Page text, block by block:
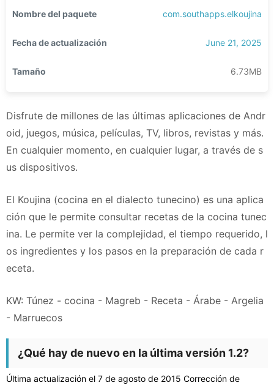
Nombre del paquete com.southapps.elkoujina
Fecha de actualización June 21, 2025
Tamaño 6.73MB
Disfrute de millones de las últimas aplicaciones de Andr
oid, juegos, música, películas, TV, libros, revistas y más.
En cualquier momento, en cualquier lugar, a través de s
us dispositivos.
El Koujina (cocina en el dialecto tunecino) es una aplica
ción que le permite consultar recetas de la cocina tunec
ina. Le permite ver la complejidad, el tiempo requerido, l
os ingredientes y los pasos en la preparación de cada r
eceta.
KW: Túnez - cocina - Magreb - Receta - Árabe - Argelia
- Marruecos
¿Qué hay de nuevo en la última versión 1.2?
Última actualización el 7 de agosto de 2015 Corrección de